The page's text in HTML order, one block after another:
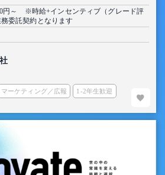
円～ ※時給+インセンティブ（グレード評
委託契約となります
マーケティング／広報 1-2年生歓迎